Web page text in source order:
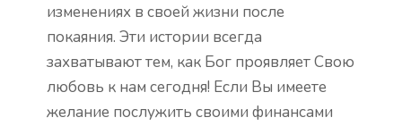
изменениях в своей жизни после
покаяния. Эти истории всегда
захватывают тем, как Бог проявляет Свою
любовь к нам сегодня! Если Вы имеете
желание послужить своими финансами